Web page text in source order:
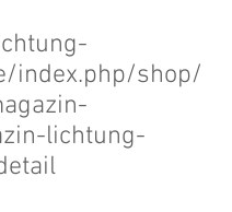
index.php/shop/
lichtung-